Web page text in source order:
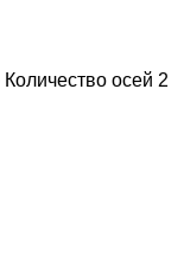
Количество осей 2